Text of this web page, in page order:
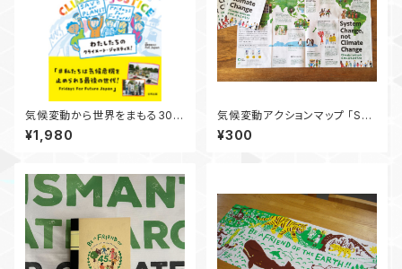
気候変動から世界をまもる30の
方法★ わたしたちのクライメー
ト・ジャスティス！
¥1,980
気候変動アクションマップ 「Sys
tem Change not Climate C
hange - 気候正義のために立
¥300